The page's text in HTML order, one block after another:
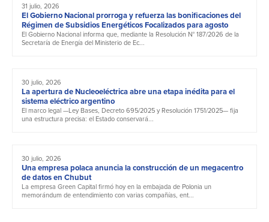
31 julio, 2026
El Gobierno Nacional prorroga y refuerza las bonificaciones del
Régimen de Subsidios Energéticos Focalizados para agosto
El Gobierno Nacional informa que, mediante la Resolución N° 187/2026 de la
Secretaría de Energía del Ministerio de Ec...
30 julio, 2026
La apertura de Nucleoeléctrica abre una etapa inédita para el
sistema eléctrico argentino
El marco legal —Ley Bases, Decreto 695/2025 y Resolución 1751/2025— fija
una estructura precisa: el Estado conservará...
30 julio, 2026
Una empresa polaca anuncia la construcción de un megacentro
de datos en Chubut
La empresa Green Capital firmó hoy en la embajada de Polonia un
memorándum de entendimiento con varias compañías, ent...